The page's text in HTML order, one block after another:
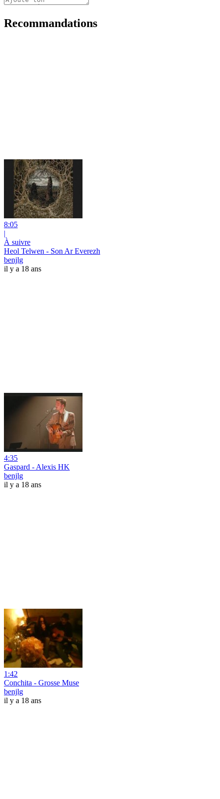
Recommandations
8:05
|
À suivre
Heol Telwen - Son Ar Everezh
benjlg
il y a 18 ans
4:35
Gaspard - Alexis HK
benjlg
il y a 18 ans
1:42
Conchita - Grosse Muse
benjlg
il y a 18 ans